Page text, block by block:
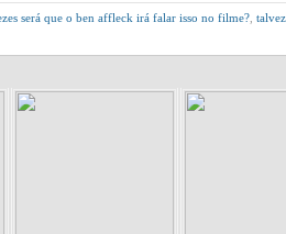
será que o ben affleck irá falar isso no filme?